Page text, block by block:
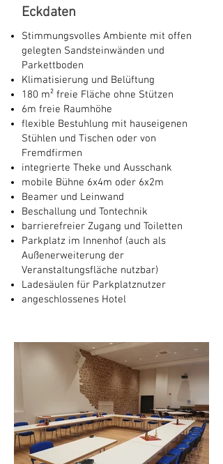
Eckdaten
Stimmungsvolles Ambiente mit offen
gelegten Sandsteinwänden und
Parkettboden
Klimatisierung und Belüftung
180 m² freie Fläche ohne Stützen
6m freie Raumhöhe
flexible Bestuhlung mit hauseigenen
Stühlen und Tischen oder von
Fremdfirmen
integrierte Theke und Ausschank
mobile Bühne 6x4m oder 6x2m
Beamer und Leinwand
Beschallung und Tontechnik
barrierefreier Zugang und Toiletten
Parkplatz im Innenhof (auch als
Außenerweiterung der
Veranstaltungsfläche nutzbar)
Ladesäulen für Parkplatznutzer
angeschlossenes Hotel